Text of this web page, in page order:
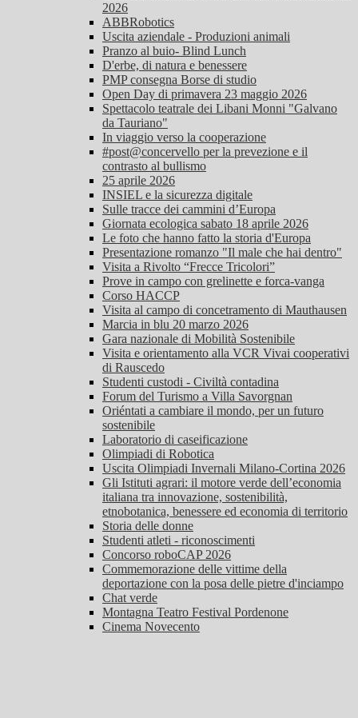
2026
ABBRobotics
Uscita aziendale - Produzioni animali
Pranzo al buio- Blind Lunch
D'erbe, di natura e benessere
PMP consegna Borse di studio
Open Day di primavera 23 maggio 2026
Spettacolo teatrale dei Libani Monni "Galvano
da Tauriano"
In viaggio verso la cooperazione
#post@concervello per la prevezione e il
contrasto al bullismo
25 aprile 2026
INSIEL e la sicurezza digitale
Sulle tracce dei cammini d’Europa
Giornata ecologica sabato 18 aprile 2026
Le foto che hanno fatto la storia d'Europa
Presentazione romanzo "Il male che hai dentro"
Visita a Rivolto “Frecce Tricolori”
Prove in campo con grelinette e forca-vanga
Corso HACCP
Visita al campo di concetramento di Mauthausen
Marcia in blu 20 marzo 2026
Gara nazionale di Mobilità Sostenibile
Visita e orientamento alla VCR Vivai cooperativi
di Rauscedo
Studenti custodi - Civiltà contadina
Forum del Turismo a Villa Savorgnan
Oriéntati a cambiare il mondo, per un futuro
sostenibile
Laboratorio di caseificazione
Olimpiadi di Robotica
Uscita Olimpiadi Invernali Milano-Cortina 2026
Gli Istituti agrari: il motore verde dell’economia
italiana tra innovazione, sostenibilità,
etnobotanica, benessere ed economia di territorio
Storia delle donne
Studenti atleti - riconoscimenti
Concorso roboCAP 2026
Commemorazione delle vittime della
deportazione con la posa delle pietre d'inciampo
Chat verde
Montagna Teatro Festival Pordenone
Cinema Novecento